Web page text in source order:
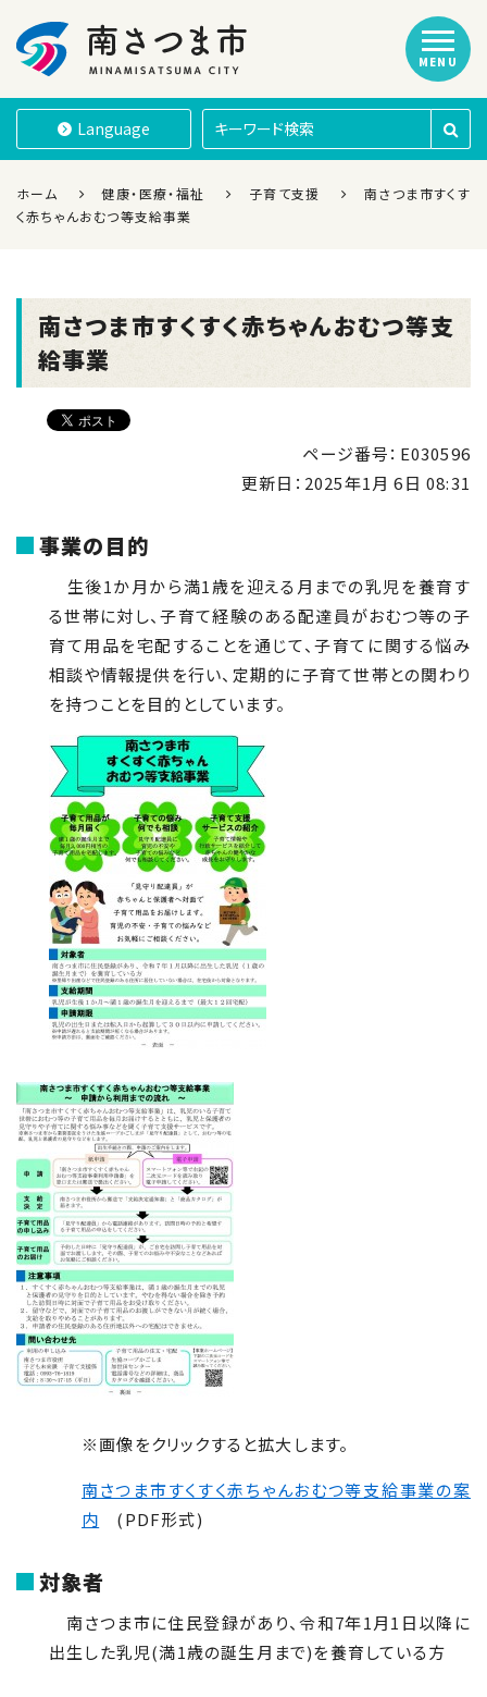
南さつま市
Language
MENU
ホーム 健康・医療・福祉 子育て支援
南さつま市すくす
く赤ちゃんおむつ等支給事業
南さつま市すくすく赤ちゃんおむつ等支
給事業
ページ番号：E030596
更新日： 2025年1月 6日 08:31
事業の目的
生後1か月から満1歳を迎える月までの乳児を養育す
る世帯に対し、子育て経験のある配達員がおむつ等の子
育て用品を宅配することを通じて、子育てに関する悩み
相談や情報提供を行い、定期的に子育て世帯との関わり
を持つことを目的としています。
※画像をクリックすると拡大します。
南さつま市すくすく赤ちゃんおむつ等支給事業の案
内 (PDF形式)
対象者
南さつま市に住民登録があり、令和7年1月1日以降に
出生した乳児(満1歳の誕生月まで)を養育している方